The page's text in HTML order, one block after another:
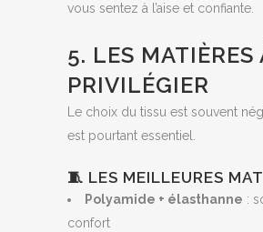
vous sentez à l’aise et confiante.
5. LES MATIÈRES
PRIVILÉGIER
Le choix du tissu est souvent
est pourtant essentiel.
🧵 LES MEILLEURES
Polyamide + élasthanne :
confort